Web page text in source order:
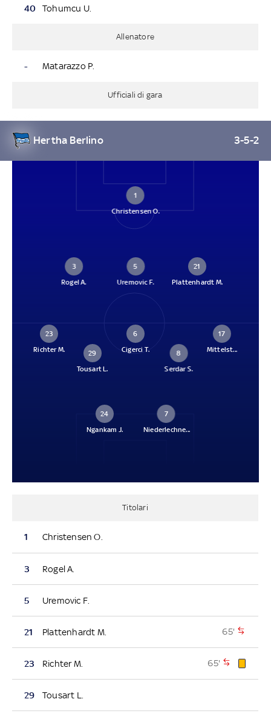
40 Tohumcu U.
Allenatore
- Matarazzo P.
Ufficiali di gara
Hertha Berlino 3-5-2
1
Christensen O.
3
Rogel A.
5
Uremovic F.
21
Plattenhardt M.
23
Richter M.
29
Tousart L.
6
Cigerci T.
8
Serdar S.
17
Mittelst...
24
Ngankam J.
7
Niederlechne...
Titolari
1 Christensen O.
3 Rogel A.
5 Uremovic F.
21 Plattenhardt M. 65'
23 Richter M. 65'
29 Tousart L.